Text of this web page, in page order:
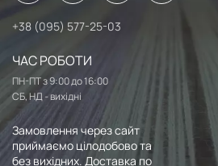
+38 (095) 577-25-03
ЧАС РОБОТИ
ПН-ПТ з 9:00 до 16:00
СБ, НД - вихідні
Замовлення через сайт
приймаємо цілодобово та
без вихідних. Доставка по